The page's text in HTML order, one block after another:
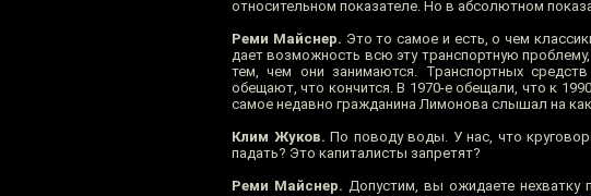
относительном показателе. Но в абсолютном
Реми Майснер. Это то самое и есть, о чем
дает возможность всю эту транспортную
тем, чем они занимаются. Транспортных
обещают, что кончится. В 1970-е обещали, что к
самое недавно гражданина Лимонова слышал на
Клим Жуков. По поводу воды. У нас, что
падать? Это капиталисты запретят?
Реми Майснер. Допустим, вы ожидаете